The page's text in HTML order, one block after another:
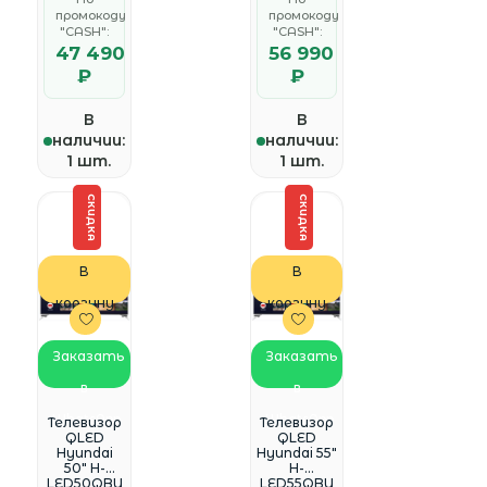
DVB-S2
USB WiFi
Smart TV
(RUS)
промокоду
"CASH":
47 490
₽
В
наличии:
1 шт.
DVB-S2
USB WiFi
Smart TV
промокоду
"CASH":
56 990
₽
В
наличии:
1 шт.
СКИДКА
В
корзину
Заказать
в
WhatsApp
Телевизор
QLED
Hyundai
50" H-
LED50QBU
СКИДКА
В
корзину
Заказать
в
WhatsApp
Телевизор
QLED
Hyundai 55"
H-
LED55QBU